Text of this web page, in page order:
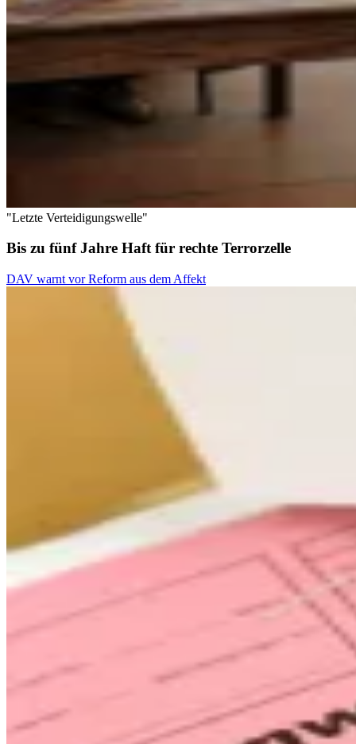
"Letzte Verteidigungswelle"
Bis zu fünf Jahre Haft für rechte Terrorzelle
DAV warnt vor Reform aus dem Affekt